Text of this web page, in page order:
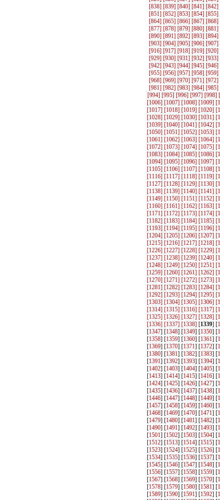
[838] [839] [840] [841] [842]
[851] [852] [853] [854] [855]
[864] [865] [866] [867] [868]
[877] [878] [879] [880] [881]
[890] [891] [892] [893] [894]
[903] [904] [905] [906] [907]
[916] [917] [918] [919] [920]
[929] [930] [931] [932] [933]
[942] [943] [944] [945] [946]
[955] [956] [957] [958] [959]
[968] [969] [970] [971] [972]
[981] [982] [983] [984] [985]
[994] [995] [996] [997] [998] [
[1006] [1007] [1008] [1009] [
[1017] [1018] [1019] [1020] [
[1028] [1029] [1030] [1031] [
[1039] [1040] [1041] [1042] [
[1050] [1051] [1052] [1053] [
[1061] [1062] [1063] [1064] [
[1072] [1073] [1074] [1075] [
[1083] [1084] [1085] [1086] [
[1094] [1095] [1096] [1097] [
[1105] [1106] [1107] [1108] [
[1116] [1117] [1118] [1119] [
[1127] [1128] [1129] [1130] [
[1138] [1139] [1140] [1141] [
[1149] [1150] [1151] [1152] [
[1160] [1161] [1162] [1163] [
[1171] [1172] [1173] [1174] [
[1182] [1183] [1184] [1185] [
[1193] [1194] [1195] [1196] [
[1204] [1205] [1206] [1207] [
[1215] [1216] [1217] [1218] [
[1226] [1227] [1228] [1229] [
[1237] [1238] [1239] [1240] [
[1248] [1249] [1250] [1251] [
[1259] [1260] [1261] [1262] [
[1270] [1271] [1272] [1273] [
[1281] [1282] [1283] [1284] [
[1292] [1293] [1294] [1295] [
[1303] [1304] [1305] [1306] [
[1314] [1315] [1316] [1317] [
[1325] [1326] [1327] [1328] [
[1336] [1337] [1338] [1339] [
[1347] [1348] [1349] [1350] [
[1358] [1359] [1360] [1361] [
[1369] [1370] [1371] [1372] [
[1380] [1381] [1382] [1383] [
[1391] [1392] [1393] [1394] [
[1402] [1403] [1404] [1405] [
[1413] [1414] [1415] [1416] [
[1424] [1425] [1426] [1427] [
[1435] [1436] [1437] [1438] [
[1446] [1447] [1448] [1449] [
[1457] [1458] [1459] [1460] [
[1468] [1469] [1470] [1471] [
[1479] [1480] [1481] [1482] [
[1490] [1491] [1492] [1493] [
[1501] [1502] [1503] [1504] [
[1512] [1513] [1514] [1515] [
[1523] [1524] [1525] [1526] [
[1534] [1535] [1536] [1537] [
[1545] [1546] [1547] [1548] [
[1556] [1557] [1558] [1559] [
[1567] [1568] [1569] [1570] [
[1578] [1579] [1580] [1581] [
[1589] [1590] [1591] [1592] [